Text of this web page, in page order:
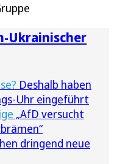
Ukrainischer
Deshalb haben
Uhr eingeführt
„AfD versucht
dringend neue